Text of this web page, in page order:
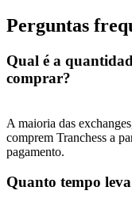
Perguntas
Qual é a
comprar?
A maioria das
comprem Tranchess a
pagamento.
Quanto tempo